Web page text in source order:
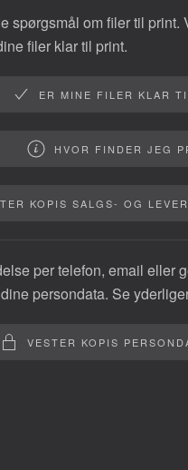
spørgsmål om filer til
filer klar til print.
ER MINE FILER KLAR
HVOR FINDER JEG
KOPIS SALGS- OG
per telefon, email eller
persondata. Se
VESTER KOPIS